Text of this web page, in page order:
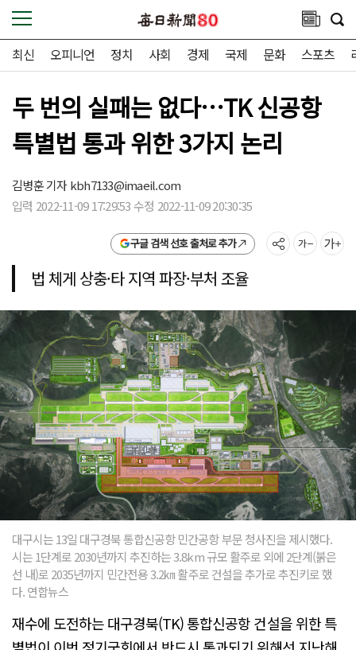
최신 오피니언 정치 사회 경제 국제 문화 스포츠
두 번의 실패는 없다…TK 신공항
특별법 통과 위한 3가지 논리
김병훈 기자kbh7133@imaeil.com
입력 2022-11-09 17:29:53 수정 2022-11-09 20:30:35
구글 검색 선호 출처로 추가
법 체게 상충·타 지역 파장·부처 조율
대구시는 13일 대구경북 통합신공항 민간공항 부문 청사진을 제시했다.
시는 1단계로 2030년까지 추진하는 3.8km 규모 활주로 외에 2단계(붉은
선 내)로 2035년까지 민간전용 3.2㎞ 활주로 건설을 추가로 추진키로 했
다. 연합뉴스
재수에 도전하는 대구경북(TK) 통합신공항 건설을 위한 특